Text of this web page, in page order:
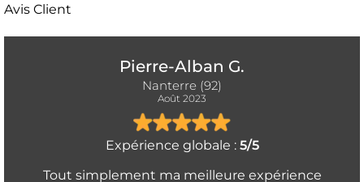
Avis Client
Pierre-Alban G.
Nanterre (92)
Août 2023
Expérience globale : 5/5
Tout simplement ma meilleure expérience